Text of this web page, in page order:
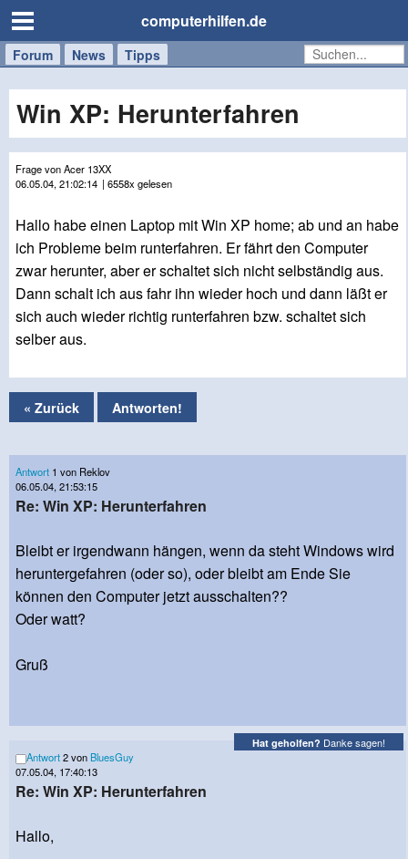
computerhilfen.de
Forum News Tipps
Handy
Tablet
Windows
Mac
Win XP: Herunterfahren
Frage von Acer 13XX
06.05.04, 21:02:14 | 6558x gelesen
Hallo habe einen Laptop mit Win XP home; ab und an habe
ich Probleme beim runterfahren. Er fährt den Computer
zwar herunter, aber er schaltet sich nicht selbständig aus.
Dann schalt ich aus fahr ihn wieder hoch und dann läßt er
sich auch wieder richtig runterfahren bzw. schaltet sich
selber aus.
« Zurück Antworten!
Antwort 1 von Reklov
06.05.04, 21:53:15
Re: Win XP: Herunterfahren
Bleibt er irgendwann hängen, wenn da steht Windows wird
heruntergefahren (oder so), oder bleibt am Ende Sie
können den Computer jetzt ausschalten??
Oder watt?
Gruß
Hat geholfen? Danke sagen!
Antwort2 vonBluesGuy
07.05.04, 17:40:13
Re: Win XP: Herunterfahren
Hallo,